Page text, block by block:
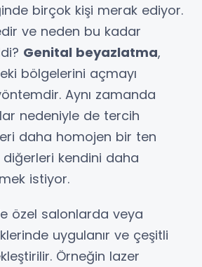
birçok kişi merak ediyor.
ve neden bu kadar
Genital beyazlatma,
bölgelerini açmayı
Aynı zamanda
nedeniyle de tercih
daha homojen bir ten
kendini daha
istiyor.
özel salonlarda veya
uygulanır ve çeşitli
Örneğin lazer